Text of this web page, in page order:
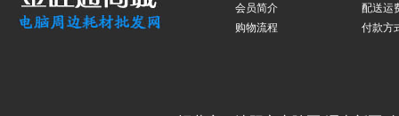
会员简介
购物流程
配送运
付款方